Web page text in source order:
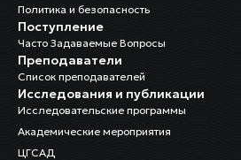
Политика и безопасность
Поступление
Часто Задаваемые Вопросы
Преподаватели
Список преподавателей
Исследования и публикации
Исследовательские программы
Академические мероприятия
ЦГСАД